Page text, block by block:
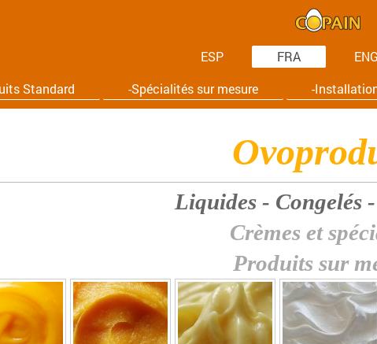
ESP FRA ENG
Standard -Spécialités sur mesure -
Liquides - Congelés
Crèmes et
Produits sur